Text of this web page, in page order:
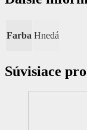
Farba Hnedá
Súvisiace